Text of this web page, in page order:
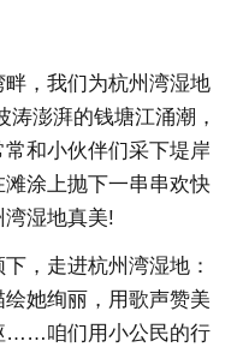
，我们为杭州湾湿地
澎湃的钱塘江涌潮，
和小伙伴们采下堤岸
涂上抛下一串串欢快
湿地真美!
，走进杭州湾湿地：
她绚丽，用歌声赞美
……咱们用小公民的行